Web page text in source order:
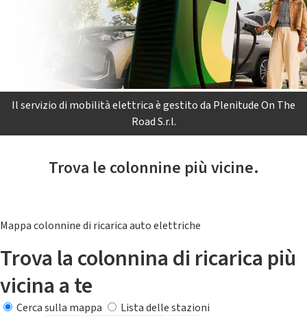
Il servizio di mobilità elettrica è gestito da Plenitude On The
Road S.r.l.
Trova le colonnine più vicine.
Mappa colonnine di ricarica auto elettriche
Trova la colonnina di ricarica più
vicina a te
Cerca sulla mappa
Lista delle stazioni